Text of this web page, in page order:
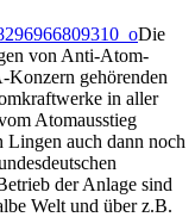
Die
von Anti-Atom-
gehörenden
in aller
Atomausstieg
Lingen auch dann noch
der Anlage sind
Welt und über z.B.